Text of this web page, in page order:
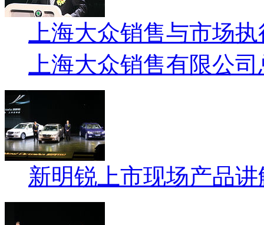
上海大众销售与市场
上海大众销售有限公
新明锐上市现场产品讲